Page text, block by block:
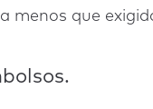
menos que